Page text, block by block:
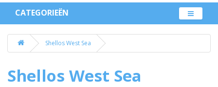
CATEGORIEËN
Shellos West Sea
Shellos West Sea